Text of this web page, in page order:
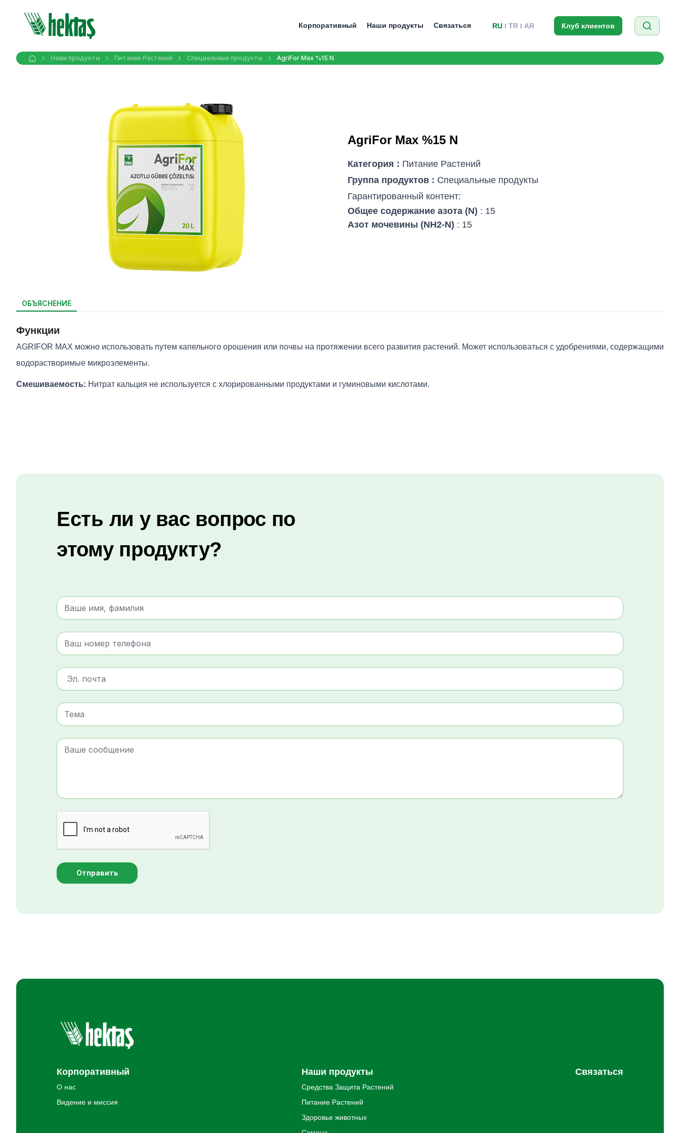
Корпоративный Наши продукты Связаться RU TR AR Клуб клиентов
Наши продукты Питание Pастений Специальные продукты AgriFor Max %15 N
AgriFor Max %15 N
Категория : Питание Pастений
Группа продуктов : Специальные продукты
Гарантированный контент:
Общее содержание азота (N) : 15
Азот мочевины (NH2-N) : 15
ОБЪЯСНЕНИЕ
Функции
AGRIFOR MAX можно использовать путем капельного орошения или почвы на протяжении всего развития растений. Может использоваться с удобрениями, содержащими
водорастворимые микроэлементы.
Смешиваемость: Нитрат кальция не используется с хлорированными продуктами и гуминовыми кислотами.
Есть ли у вас вопрос по
этому продукту?
Отправить
Корпоративный
О нас
Видение и миссия
Наши продукты
Средства Защита Pастений
Питание Pастений
Здоровье животных
Связаться